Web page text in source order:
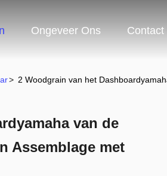
Ongeveer Ons Contact
> 2 Woodgrain van het
van de
Assemblage met